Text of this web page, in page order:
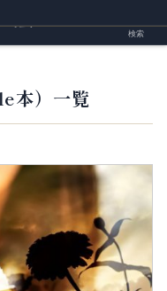
本）一覧
検索